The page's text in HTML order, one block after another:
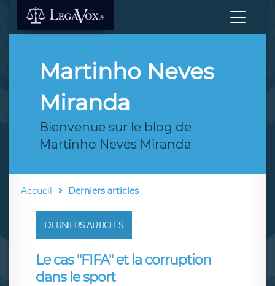
Martinho Neves
Miranda
Bienvenue sur le blog de
Martinho Neves Miranda
Accueil Derniers articles
DERNIERS ARTICLES
Le cas "FIFA" et la corruption
dans le sport